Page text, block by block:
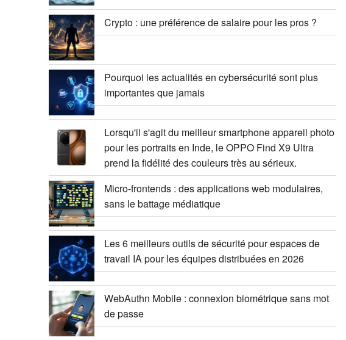
Crypto : une préférence de salaire pour les pros ?
Pourquoi les actualités en cybersécurité sont plus
importantes que jamais
Lorsqu'il s'agit du meilleur smartphone appareil photo
pour les portraits en Inde, le OPPO Find X9 Ultra
prend la fidélité des couleurs très au sérieux.
Micro-frontends : des applications web modulaires,
sans le battage médiatique
Les 6 meilleurs outils de sécurité pour espaces de
travail IA pour les équipes distribuées en 2026
WebAuthn Mobile : connexion biométrique sans mot
de passe